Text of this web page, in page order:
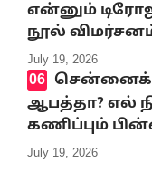
என்னும்
நூல்
July 19, 2026
ஆபத்தா? எல்
கணிப்பும்
July 19, 2026